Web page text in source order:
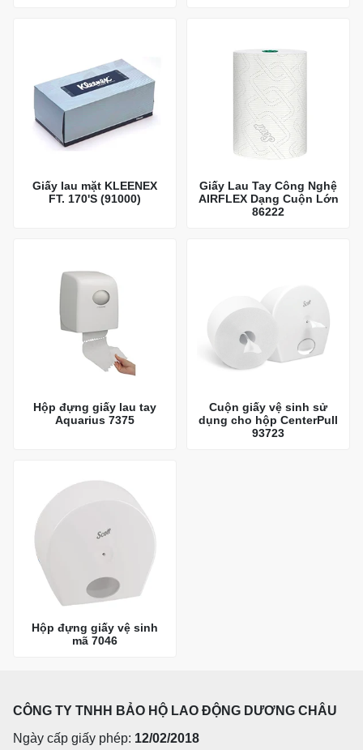
Giấy lau mặt KLEENEX
FT. 170'S (91000)
Giấy Lau Tay Công Nghệ
AIRFLEX Dạng Cuộn Lớn
86222
Hộp đựng giấy lau tay
Aquarius 7375
Cuộn giấy vệ sinh sử
dụng cho hộp CenterPull
93723
Hộp đựng giấy vệ sinh
mã 7046
CÔNG TY TNHH BẢO HỘ LAO ĐỘNG DƯƠNG CHÂU
Ngày cấp giấy phép: 12/02/2018